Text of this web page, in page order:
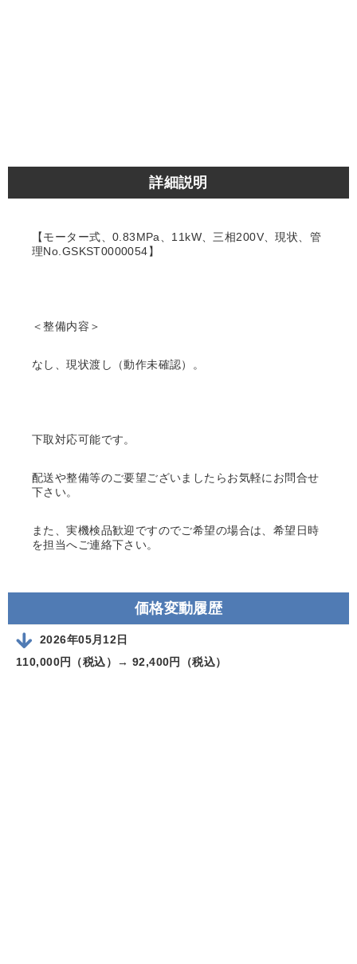
詳細説明
【モーター式、0.83MPa、11kW、三相200V、現状、管
理No.GSKST0000054】
＜整備内容＞
なし、現状渡し（動作未確認）。
下取対応可能です。
配送や整備等のご要望ございましたらお気軽にお問合せ
下さい。
また、実機検品歓迎ですのでご希望の場合は、希望日時
を担当へご連絡下さい。
価格変動履歴
2026年05月12日
110,000円（税込）→ 92,400円（税込）